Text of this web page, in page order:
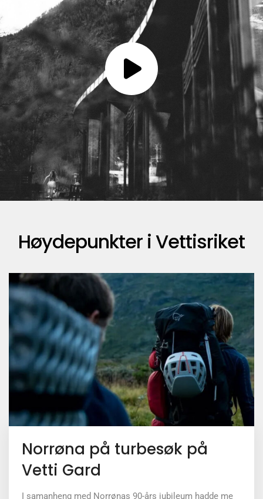
Høydepunkter i Vettisriket
Norrøna på turbesøk på
Vetti Gard
I samanheng med Norrønas 90-års jubileum hadde me